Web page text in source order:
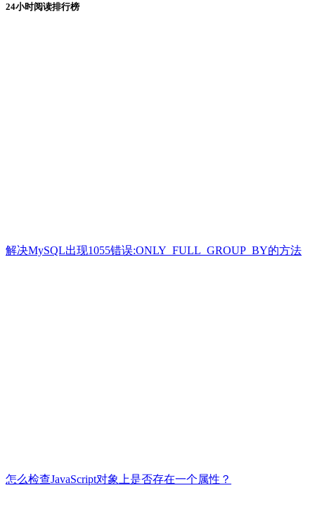
24小时阅读排行榜
解决MySQL出现1055错误:ONLY_FULL_GROUP_BY的方法
怎么检查JavaScript对象上是否存在一个属性？